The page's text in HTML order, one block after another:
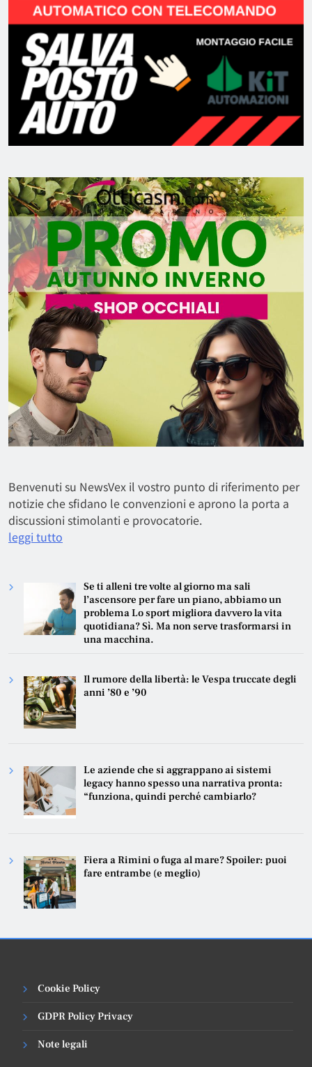
Benvenuti su NewsVex il vostro punto di riferimento per
notizie che sfidano le convenzioni e aprono la porta a
discussioni stimolanti e provocatorie.
leggi tutto
Se ti alleni tre volte al giorno ma sali
l’ascensore per fare un piano, abbiamo un
problema Lo sport migliora davvero la vita
quotidiana? Sì. Ma non serve trasformarsi in
una macchina.
Il rumore della libertà: le Vespa truccate degli
anni ’80 e ’90
Le aziende che si aggrappano ai sistemi
legacy hanno spesso una narrativa pronta:
“funziona, quindi perché cambiarlo?
Fiera a Rimini o fuga al mare? Spoiler: puoi
fare entrambe (e meglio)
Cookie Policy
GDPR Policy Privacy
Note legali